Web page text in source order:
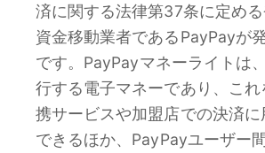
済に関する法律第37条に定め
資金移動業者であるPayPayが
です。PayPayマネーライトは
行する電子マネーであり、これ
携サービスや加盟店での決済
できるほか、PayPayユーザー